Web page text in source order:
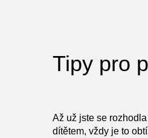
Tipy pro
Až už jste se
dítětem, vždy je to